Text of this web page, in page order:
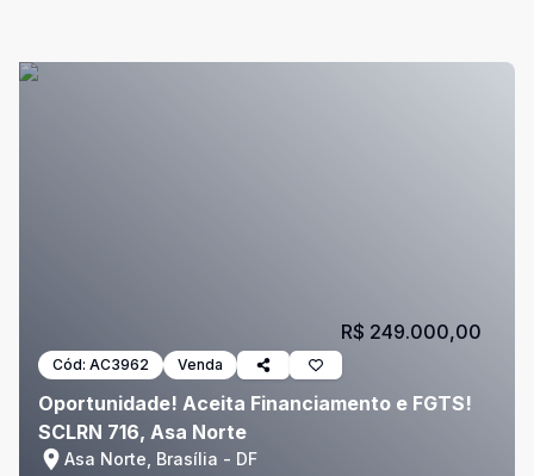
Cód: AC3962 Venda
Oportunidade! Aceita Financiamento e FGTS!
SCLRN 716, Asa Norte
Asa Norte, Brasília - DF
R$ 249.000,00